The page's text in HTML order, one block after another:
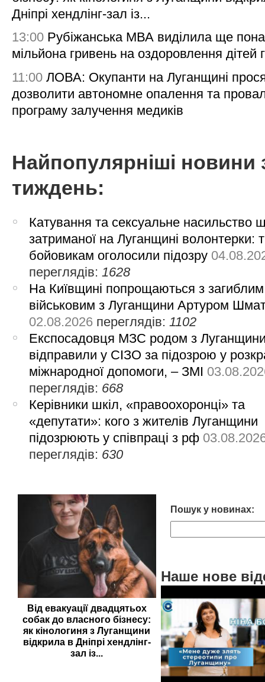
Дніпрі хендлінг-зал із...
13:00 Рубіжанська МВА виділила ще
мільйона гривень на оздоровлення дітей
11:00 ЛОВА: Окупанти на Луганщині
дозволити автономне опалення та
програму залучення медиків
Найпопулярніші новини
тиждень:
Катування та сексуальне насильство
затриманої на Луганщині волонтерки:
бойовикам оголосили підозру
переглядів: 1628
На Київщині попрощаються з загиблим
військовим з Луганщини Артуром
02.08.2026 переглядів: 1102
Експосадовця МЗС родом з
відправили у СІЗО за підозрою у
міжнародної допомоги, – ЗМІ
переглядів: 668
Керівники шкіл, «правоохоронці» та
«депутати»: кого з жителів Луганщини
підозрюють у співпраці з рф
переглядів: 630
Від евакуації двадцятьох
собак до власного бізнесу:
як кінологиня з Луганщини
відкрила в Дніпрі хендлінг-
зал із...
Пошук у новинах:
Наше нове